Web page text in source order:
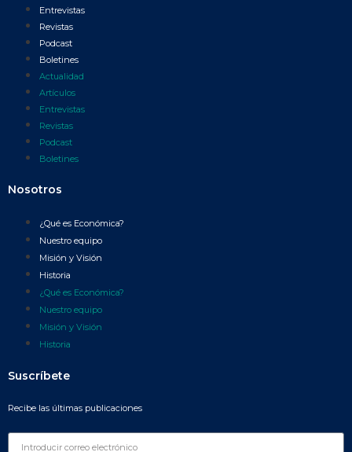
Entrevistas
Revistas
Podcast
Boletines
Actualidad
Artículos
Entrevistas
Revistas
Podcast
Boletines
Nosotros
¿Qué es Económica?
Nuestro equipo
Misión y Visión
Historia
¿Qué es Económica?
Nuestro equipo
Misión y Visión
Historia
Suscríbete
Recibe las últimas publicaciones